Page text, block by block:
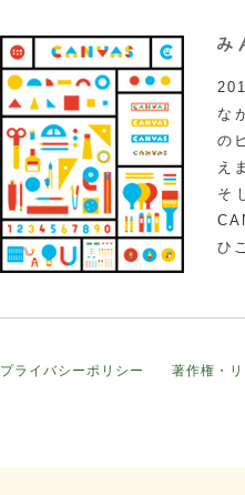
な
の
え
そ
ひ
プライバシーポリシー 著作権・